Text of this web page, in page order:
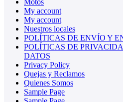
Motos
My account
My account
Nuestros locales
POLÍTICAS DE ENVÍO Y
POLÍTICAS DE
DATOS
Privacy Policy
Quejas y Reclamos
Quienes Somos
Sample Page